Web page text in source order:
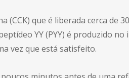
que é liberada cerca de
YY (PYY) é produzido
vez que está satisfeito.